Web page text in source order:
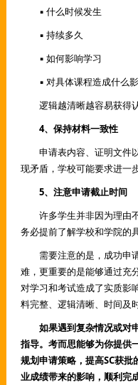
▪ 什么时候发生
▪ 持续多久
▪ 如何影响学习
▪ 对具体课程造成什么
逻辑越清晰越容易获得认
4、保持材料一致性
申请表内容、证明文件
现矛盾，学校可能要求进一
5、注意申请截止时间
许多学生并非因为理由
务必提前了解学校和学院的
需要注意的是，成功申
难，更重要的是能够通过充
对学习和考试造成了实质影
料完整、逻辑清晰、时间及时
如果遇到复杂情况或对
指导。考而思能够为你提供
规划申请策略，提高SC获
业成绩带来的影响，顺利完